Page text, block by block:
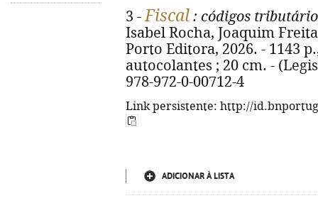
3 -Fiscal : códigos
Isabel Rocha, Joaquim
Porto Editora, 2026. - 1143
autocolantes ; 20 cm. -
978-972-0-00712-4
Link persistente: http://
ADICIONAR À LISTA